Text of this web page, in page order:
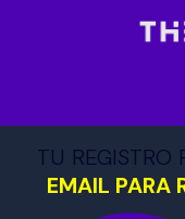
TU REGISTRO
EMAIL PARA